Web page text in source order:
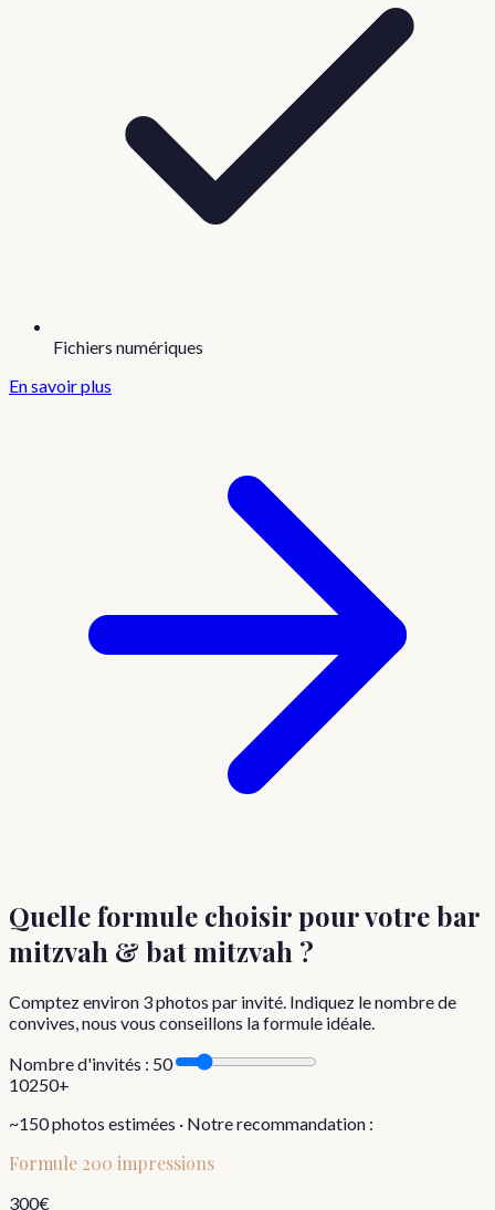
Fichiers numériques
En savoir plus
Quelle formule choisirpour votre bar
mitzvah & bat mitzvah ?
Comptez environ 3photos par invité. Indiquez le nombre de
convives, nous vous conseillons la formule idéale.
Nombre d'invités : 50
10250+
~150photos estimées · Notre recommandation :
Formule 200 impressions
300€